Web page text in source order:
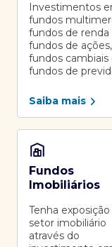
Investimentos
fundos
fundos de renda
fundos de ações,
fundos cambiais
fundos de
Saiba mais
Fundos
Imobiliários
Tenha exposição
setor imobiliário
através do